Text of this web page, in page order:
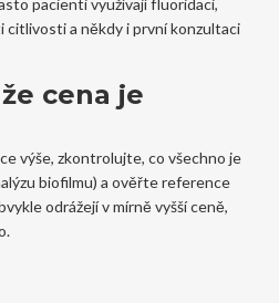
pacienti využívají fluoridaci,
citlivosti a někdy i první konzultaci
cena je
výše, zkontrolujte, co všechno je
biofilmu) a ověřte reference
odrážejí v mírně vyšší ceně,